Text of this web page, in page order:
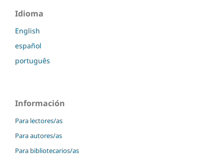
Idioma
English
español
português
Información
Para lectores/as
Para autores/as
Para bibliotecarios/as